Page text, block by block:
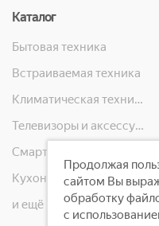
Каталог
Бытовая техника
Встраиваемая техника
Климатическая техника
Телевизоры и аксессуары
Кухонная техника
и ещё 10 категорий
Продолжая
сайтом Вы
обработку
с